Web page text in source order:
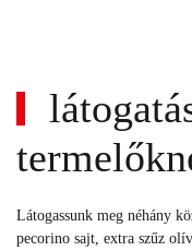
Látogassunk meg néhány
pecorino sajt, extra szűz